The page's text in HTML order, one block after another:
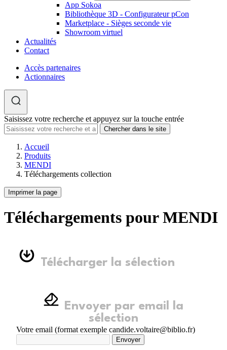
App Sokoa
Bibliothèque 3D - Configurateur pCon
Marketplace - Sièges seconde vie
Showroom virtuel
Actualités
Contact
Accès partenaires
Actionnaires
Saisissez votre recherche et appuyez sur la touche entrée
Accueil
Produits
MENDI
Téléchargements collection
Imprimer la page
Téléchargements pour MENDI
Télécharger la sélection
sélection
Votre email (format exemple candide.voltaire@biblio.fr)
Envoyer